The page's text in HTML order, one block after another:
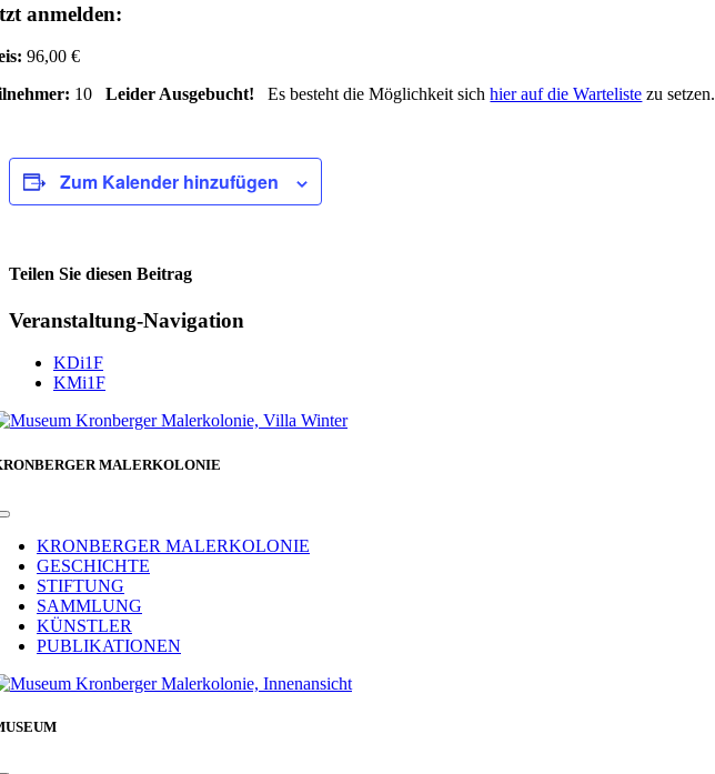
anmelden:
96,00 €
10Leider Ausgebucht! Es besteht die Möglichkeit sichhier auf die Warteliste zu setzen.
Zum Kalender hinzufügen
Teilen Sie diesen Beitrag
Facebook
Veranstaltung-Navigation
KDi1F
KMi1F
MALERKOLONIE
Toggle
NavigationKRONBERGER MALERKOLONIE
GESCHICHTE
STIFTUNG
SAMMLUNG
KÜNSTLER
PUBLIKATIONEN